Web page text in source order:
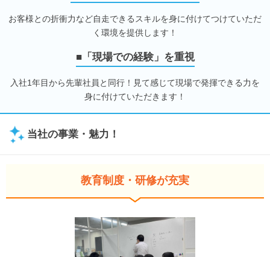
お客様との折衝力など自走できるスキルを身に付けてつけていただ
く環境を提供します！
■「現場での経験」を重視
入社1年目から先輩社員と同行！見て感じて現場で発揮できる力を
身に付けていただきます！
当社の事業・魅力！
教育制度・研修が充実